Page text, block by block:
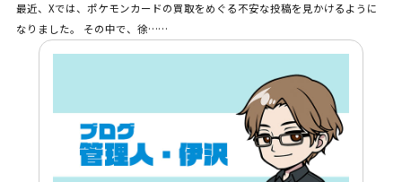
最近、Xでは、ポケモンカードの買取をめぐる不安な投稿を見かけるように
なりました。 その中で、徐……